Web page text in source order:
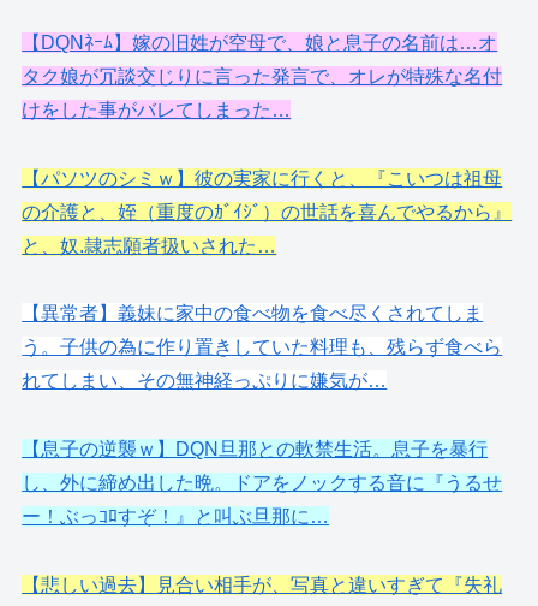
【DQNﾈｰﾑ】嫁の旧姓が空母で、娘と息子の名前は…オ
タク娘が冗談交じりに言った発言で、オレが特殊な名付
けをした事がバレてしまった…
【パソツのシミｗ】彼の実家に行くと、『こいつは祖母
の介護と、姪（重度のｶﾞｲｼﾞ）の世話を喜んでやるから』
と、奴.隷志願者扱いされた…
【異常者】義妹に家中の食べ物を食べ尽くされてしま
う。子供の為に作り置きしていた料理も、残らず食べら
れてしまい、その無神経っぷりに嫌気が…
【息子の逆襲ｗ】DQN旦那との軟禁生活。息子を暴行
し、外に締め出した晩。ドアをノックする音に『うるせ
ー！ぶっｺﾛすぞ！』と叫ぶ旦那に…
【悲しい過去】見合い相手が、写真と違いすぎて『失礼